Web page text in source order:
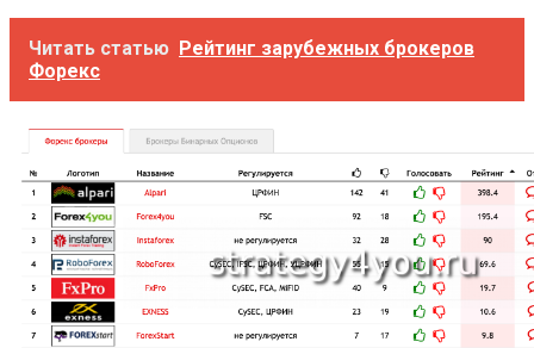
Читать статью Рейтинг зарубежных брокеров
Форекс